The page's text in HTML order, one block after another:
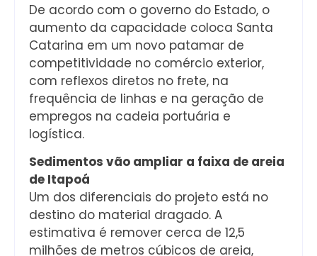
De acordo com o governo do Estado, o
aumento da capacidade coloca Santa
Catarina em um novo patamar de
competitividade no comércio exterior,
com reflexos diretos no frete, na
frequência de linhas e na geração de
empregos na cadeia portuária e
logística.
Sedimentos vão ampliar a faixa de areia
de Itapoá
Um dos diferenciais do projeto está no
destino do material dragado. A
estimativa é remover cerca de 12,5
milhões de metros cúbicos de areia,